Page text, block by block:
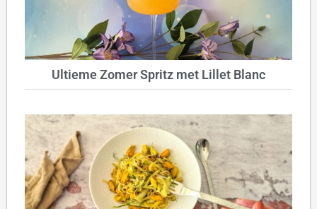
Ultieme Zomer Spritz met Lillet Blanc